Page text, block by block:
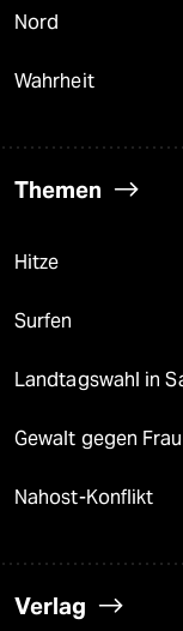
Nord
Wahrheit
Themen
Hitze
Surfen
Landtagswahl in
Gewalt gegen
Nahost-Konflikt
Verlag